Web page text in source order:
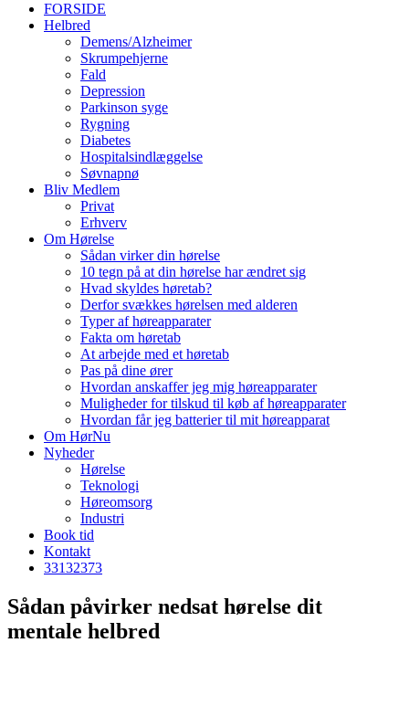
FORSIDE
Helbred
Demens/Alzheimer
Skrumpehjerne
Fald
Depression
Parkinson syge
Rygning
Diabetes
Hospitalsindlæggelse
Søvnapnø
Bliv Medlem
Privat
Erhverv
Om Hørelse
Sådan virker din hørelse
10 tegn på at din hørelse har ændret sig
Hvad skyldes høretab?
Derfor svækkes hørelsen med alderen
Typer af høreapparater
Fakta om høretab
At arbejde med et høretab
Pas på dine ører
Hvordan anskaffer jeg mig høreapparater
Muligheder for tilskud til køb af høreapparater
Hvordan får jeg batterier til mit høreapparat
Om HørNu
Nyheder
Hørelse
Teknologi
Høreomsorg
Industri
Book tid
Kontakt
33132373
Sådan påvirker nedsat hørelse dit
mentale helbred